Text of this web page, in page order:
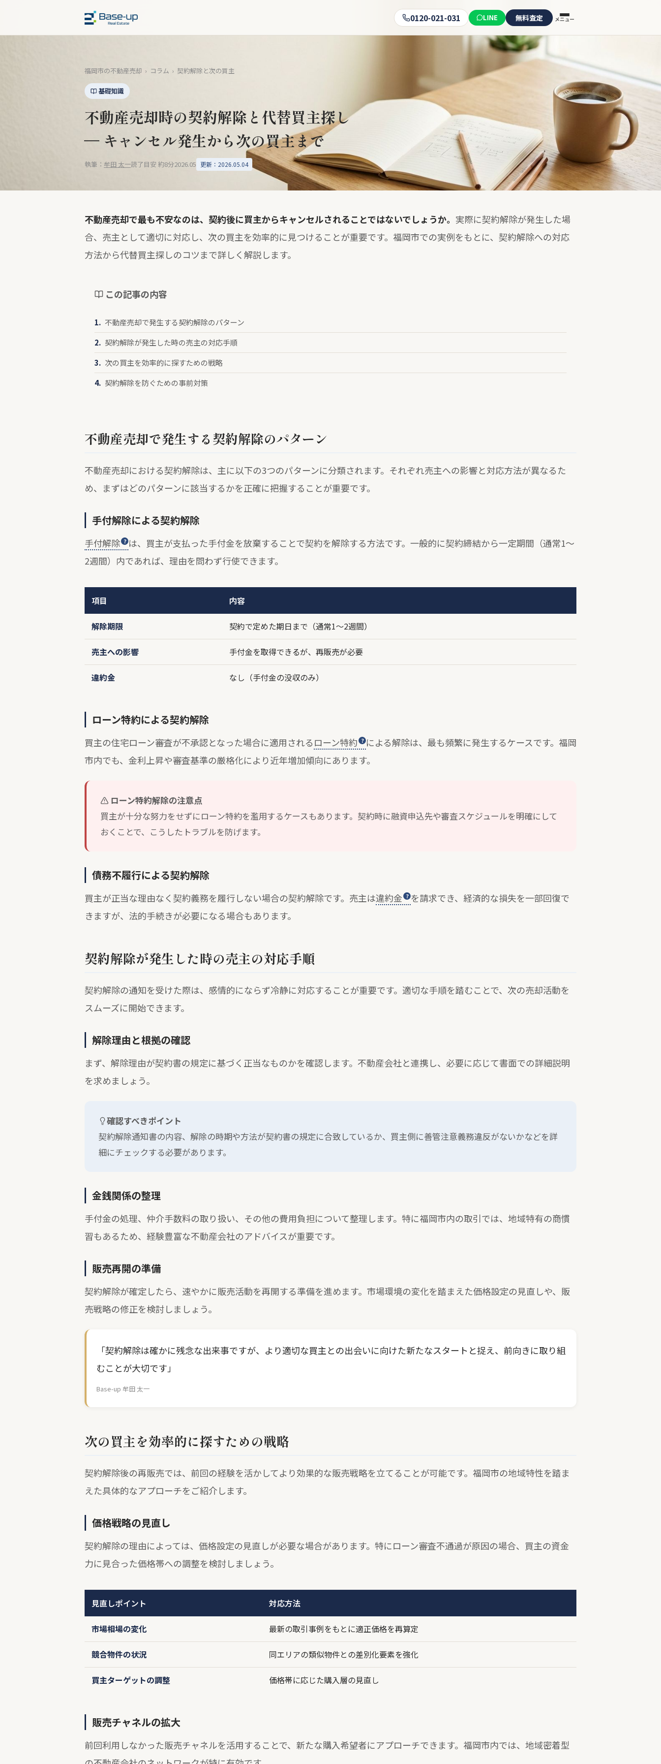
0120-021-031 LINE 無料査定 メニュー
福岡市の不動産売却 › コラム › 契約解除と次の買主
基礎知識
不動産売却時の契約解除と代替買主探し
— キャンセル発生から次の買主まで
執筆： 牟田 太一読了目安 約8分2026.05 更新：2026.05.04
不動産売却で最も不安なのは、契約後に買主からキャンセルされることではないでしょうか。 実際に契約解除が発生した場
合、売主として適切に対応し、次の買主を効率的に見つけることが重要です。福岡市での実例をもとに、契約解除への対応
方法から代替買主探しのコツまで詳しく解説します。
この記事の内容
不動産売却で発生する契約解除のパターン
契約解除が発生した時の売主の対応手順
次の買主を効率的に探すための戦略
契約解除を防ぐための事前対策
不動産売却で発生する契約解除のパターン
不動産売却における契約解除は、主に以下の3つのパターンに分類されます。それぞれ売主への影響と対応方法が異なるた
め、まずはどのパターンに該当するかを正確に把握することが重要です。
手付解除による契約解除
手付解除
は、買主が支払った手付金を放棄することで契約を解除する方法です。一般的に契約締結から一定期間（通常1〜
2週間）内であれば、理由を問わず行使できます。
項目 内容
解除期限 契約で定めた期日まで（通常1〜2週間）
売主への影響 手付金を取得できるが、再販売が必要
違約金 なし（手付金の没収のみ）
ローン特約による契約解除
買主の住宅ローン審査が不承認となった場合に適用されるローン特約
による解除は、最も頻繁に発生するケースです。福岡
市内でも、金利上昇や審査基準の厳格化により近年増加傾向にあります。
ローン特約解除の注意点
買主が十分な努力をせずにローン特約を濫用するケースもあります。契約時に融資申込先や審査スケジュールを明確にして
おくことで、こうしたトラブルを防げます。
債務不履行による契約解除
買主が正当な理由なく契約義務を履行しない場合の契約解除です。売主は違約金
を請求でき、経済的な損失を一部回復で
きますが、法的手続きが必要になる場合もあります。
契約解除が発生した時の売主の対応手順
契約解除の通知を受けた際は、感情的にならず冷静に対応することが重要です。適切な手順を踏むことで、次の売却活動を
スムーズに開始できます。
解除理由と根拠の確認
まず、解除理由が契約書の規定に基づく正当なものかを確認します。不動産会社と連携し、必要に応じて書面での詳細説明
を求めましょう。
確認すべきポイント
契約解除通知書の内容、解除の時期や方法が契約書の規定に合致しているか、買主側に善管注意義務違反がないかなどを詳
細にチェックする必要があります。
金銭関係の整理
手付金の処理、仲介手数料の取り扱い、その他の費用負担について整理します。特に福岡市内の取引では、地域特有の商慣
習もあるため、経験豊富な不動産会社のアドバイスが重要です。
販売再開の準備
契約解除が確定したら、速やかに販売活動を再開する準備を進めます。市場環境の変化を踏まえた価格設定の見直しや、販
売戦略の修正を検討しましょう。
「契約解除は確かに残念な出来事ですが、より適切な買主との出会いに向けた新たなスタートと捉え、前向きに取り組
むことが大切です」
Base-up 牟田 太一
次の買主を効率的に探すための戦略
契約解除後の再販売では、前回の経験を活かしてより効果的な販売戦略を立てることが可能です。福岡市の地域特性を踏ま
えた具体的なアプローチをご紹介します。
価格戦略の見直し
契約解除の理由によっては、価格設定の見直しが必要な場合があります。特にローン審査不通過が原因の場合、買主の資金
力に見合った価格帯への調整を検討しましょう。
見直しポイント 対応方法
市場相場の変化 最新の取引事例をもとに適正価格を再算定
競合物件の状況 同エリアの類似物件との差別化要素を強化
買主ターゲットの調整 価格帯に応じた購入層の見直し
販売チャネルの拡大
前回利用しなかった販売チャネルを活用することで、新たな購入希望者にアプローチできます。福岡市内では、地域密着型